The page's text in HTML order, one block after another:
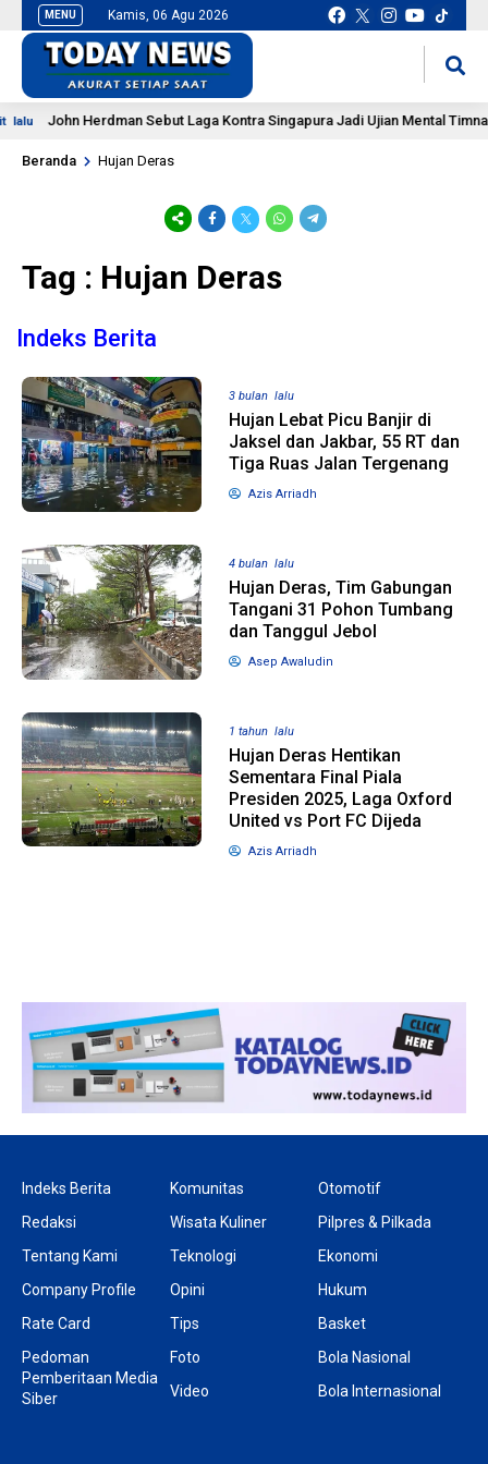
MENU Kamis, 06 Agu 2026
John Herdman Sebut Laga Kontra Singapura Jadi Ujian Mental Timnas
Beranda Hujan Deras
Tag : Hujan Deras
Indeks Berita
3 bulan lalu
Hujan Lebat Picu Banjir di
Jaksel dan Jakbar, 55 RT dan
Tiga Ruas Jalan Tergenang
Azis Arriadh
4 bulan lalu
Hujan Deras, Tim Gabungan
Tangani 31 Pohon Tumbang
dan Tanggul Jebol
Asep Awaludin
1 tahun lalu
Hujan Deras Hentikan
Sementara Final Piala
Presiden 2025, Laga Oxford
United vs Port FC Dijeda
Azis Arriadh
1 tahun lalu
Banyak Gugatan di
Pilkada 2024, Legislator
Ragukan SDM Bawaslu
Keputusan
Capres-
Indeks Berita
Redaksi
Tentang Kami
Company Profile
Rate Card
Pedoman
Pemberitaan Media
Siber
Komunitas
Wisata Kuliner
Teknologi
Opini
Tips
Foto
Video
Otomotif
Pilpres & Pilkada
Ekonomi
Hukum
Basket
Bola Nasional
Bola Internasional